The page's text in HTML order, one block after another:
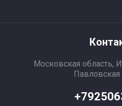
Московская область,